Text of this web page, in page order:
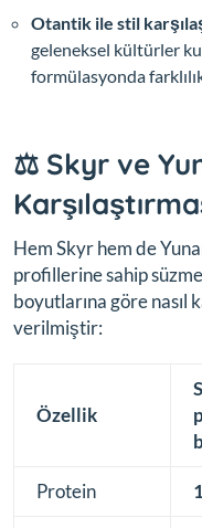
Otantik ile stil
geleneksel kültürler
formülasyonda
⚖️ Skyr ve
Hem Skyr hem de
profillerine sahip
boyutlarına göre nasıl
verilmiştir:
Özellik
Protein